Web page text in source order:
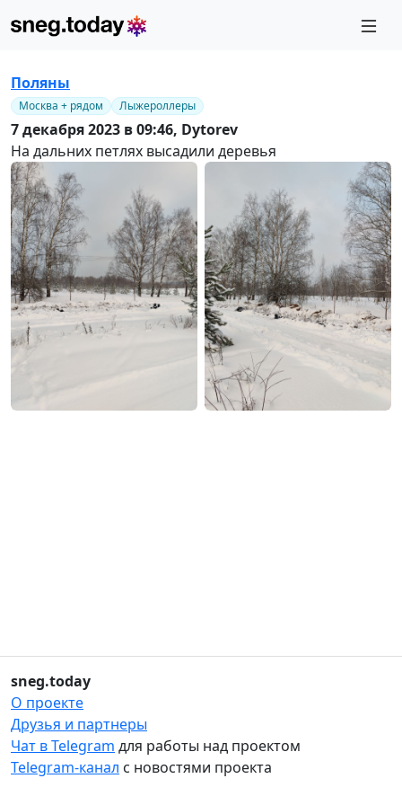
Поляны
Москва + рядом Лыжероллеры
7 декабря 2023 в 09:46, Dytorev
На дальних петлях высадили деревья
sneg.today
О проекте
Друзья и партнеры
Чат в Telegram для работы над проектом
Telegram-канал с новостями проекта